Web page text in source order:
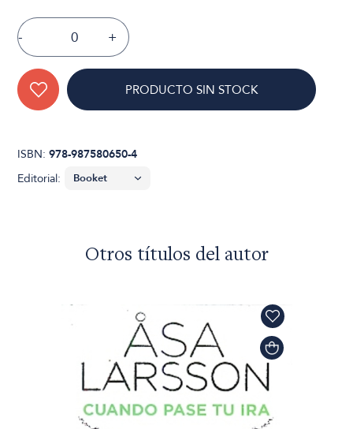
- +
PRODUCTO SIN STOCK
ISBN:978-987580650-4
Editorial:
Otros títulos del autor